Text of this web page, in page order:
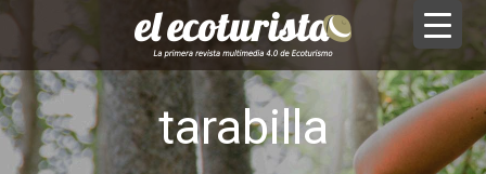
tarabilla